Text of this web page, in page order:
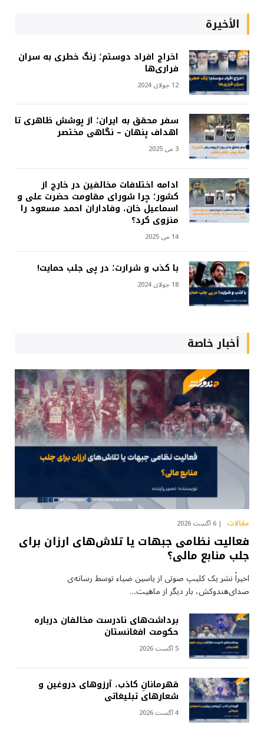
الأخيرة
اخراج افراد دوستم؛ زنگ خطری به سران
فراری‌ها
12 جولای 2024
سفر محقق به ایران؛ از پوشش ظاهری تا
اهداف پنهان – نگاهی مختصر
3 می 2025
ادامه اختلافات مخالفین در خارج از
کشور؛ چرا شورای مقاومت حضرت علی و
اسماعیل خان، وفاداران احمد مسعود را
منزوی کرد؟
14 می 2025
با کذب و شرارت؛ در پی جلب حمایت!
18 جولای 2024
أخبار خاصة
مقالات 6 آگست 2026
فعالیت نظامی جبهات یا تلاش‌های ارزان برای
جلب منابع مالی؟
اخیراً نشر یک کلیپ صوتی از یاسین ضیاء توسط رسانه‌ی
صدای‌هندوکش، بار دیگر از ماهیت…
برداشت‌های نادرست مخالفان درباره
حکومت افغانستان
5 آگست 2026
قهرمانانِ کاذب، آرزوهای دروغین و
شعارهای تبلیغاتی
4 آگست 2026